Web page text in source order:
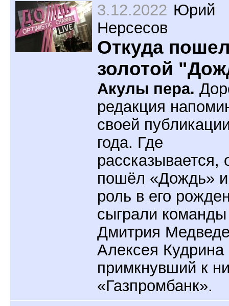
3.12.2022 Юрий
Нерсесов
Откуда
золотой
Акулы пера.
редакция
своей
года. Где
рассказывается,
пошёл «Дождь»
роль в его
сыграли команды
Дмитрия
Алексея Кудрина
примкнувший к
«Газпромбанк».